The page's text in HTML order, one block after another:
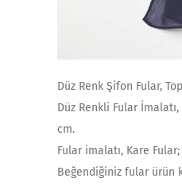
Düz Renk Şifon Fular,
Düz Renkli Fular
cm.
Fular imalatı, Kare
Beğendiğiniz fular ürün